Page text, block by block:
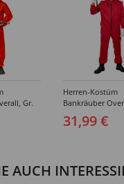
Gr.
Herren-Kostüm
Bankräuber
31,99 €
AUCH